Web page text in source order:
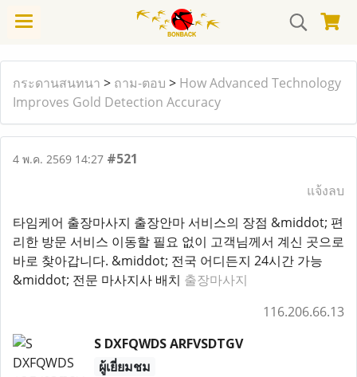
กระดานสนทนา > ถาม-ตอบ > How Advanced Technology
Improves Gold Detection Accuracy
4 พ.ค. 2569 14:27 #521
แจ้งลบ
타임케어 출장마사지 출장안마 서비스의 장점 &middot; 편
리한 방문 서비스 이동할 필요 없이 고객님께서 계신 곳으로
바로 찾아갑니다. &middot; 전국 어디든지 24시간 가능
&middot; 전문 마사지사 배치 출장마사지
116.206.66.13
S DXFQWDS ARFVSDTGV
ผู้เยี่ยมชม